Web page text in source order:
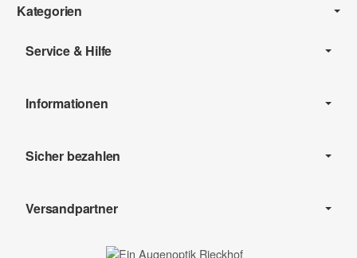
Kategorien
Service & Hilfe
Informationen
Sicher bezahlen
Versandpartner